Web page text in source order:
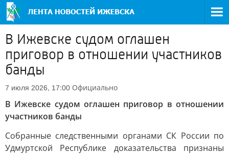
В Ижевске судом оглашен
приговор в отношении участников
банды
7 июля 2026, 17:00 Официально
В Ижевске судом оглашен приговор в отношении
участников банды
Собранные следственными органами СК России по
Удмуртской Республике доказательства признаны